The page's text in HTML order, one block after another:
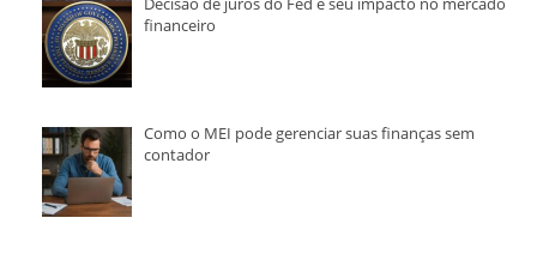
financeiro
Como o MEI pode gerenciar suas finanças sem
contador